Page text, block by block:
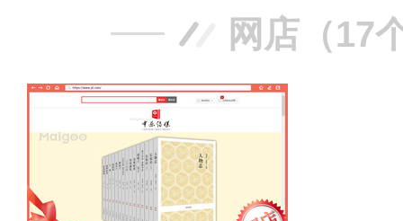
网店（17